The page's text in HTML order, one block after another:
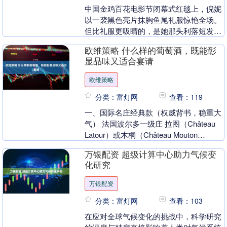
中国金鸡百花电影节闭幕式红毯上，倪妮
以一袭黑色亮片抹胸鱼尾礼服惊艳全场。
但比礼服更吸睛的，是她那头利落短发
健康光泽，搭配钻石....
欧维策略 什么样的葡萄酒，既能彰
显品味又适合宴请
欧维策略
分类：富灯网 查看：119
一、国际名庄经典款（权威背书，稳重大
气） 法国波尔多一级庄 拉图（Château
Latour）或木桐（Château Mouton
万银配资 超级计算中心助力气候变
化研究
万银配资
分类：富灯网 查看：103
在应对全球气候变化的挑战中，科学研究